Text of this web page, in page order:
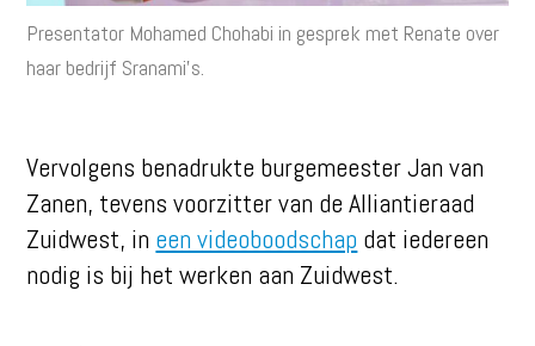
Presentator Mohamed Chohabi in gesprek met Renate over
haar bedrijf Sranami’s.
Vervolgens benadrukte burgemeester Jan van
Zanen, tevens voorzitter van de Alliantieraad
Zuidwest, in een videoboodschap dat iedereen
nodig is bij het werken aan Zuidwest.